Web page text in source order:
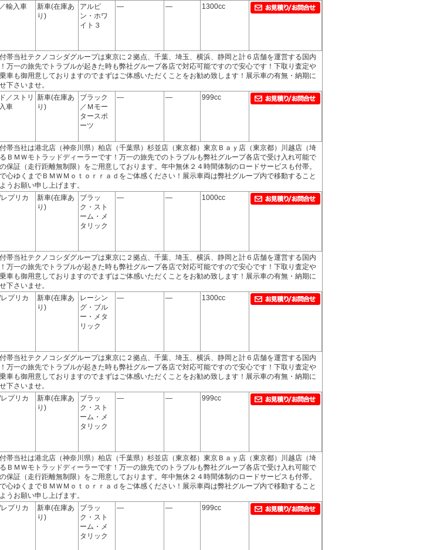
輸入車
新車(在庫あ
り)
アルピ
ン・ホワ
イト３
― ― 1300cc
帯当社テクノコシダグループは東京に２拠点、千葉、埼玉、横浜、静岡と計６店舗を運営する国内
万一の旅先でトラブルが起きた時も弊社グループ各店で対応可能ですので安心です！下取り査定や
車も御用意しておりますのでまずはご体感いただくことをお勧め致します！展示車の有無・納期に
下さいませ。
／ストリ
車
新車(在庫あ
り)
ブラック
／Ｍモー
タースポ
ーツ
― ― 999cc
帯当社は港北店（神奈川県）柏店（千葉県）杉並店（東京都）東京Ｂａｙ店（東京都）川越店（埼
ＢＭＷモトラッドディーラーです！万一の旅先でのトラブルも弊社グループ各店で受け入れ可能で
保証（走行距離無制限）をご用意しております。年中無休２４時間体制のロードサービスも付帯。
心ゆくまでＢＭＷＭｏｔｏｒｒａｄをご体感ください！展示車両は弊社グループ内で移動すること
うお願い申し上げます。
プリカ
新車(在庫あ
り)
ブラッ
ク・スト
ーム・メ
タリック
― ― 1000cc
帯当社テクノコシダグループは東京に２拠点、千葉、埼玉、横浜、静岡と計６店舗を運営する国内
万一の旅先でトラブルが起きた時も弊社グループ各店で対応可能ですので安心です！下取り査定や
車も御用意しておりますのでまずはご体感いただくことをお勧め致します！展示車の有無・納期に
下さいませ。
プリカ
新車(在庫あ
り)
レーシン
グ・ブル
ー・メタ
リック
― ― 1300cc
帯当社テクノコシダグループは東京に２拠点、千葉、埼玉、横浜、静岡と計６店舗を運営する国内
万一の旅先でトラブルが起きた時も弊社グループ各店で対応可能ですので安心です！下取り査定や
車も御用意しておりますのでまずはご体感いただくことをお勧め致します！展示車の有無・納期に
下さいませ。
プリカ
新車(在庫あ
り)
ブラッ
ク・スト
ーム・メ
タリック
― ― 999cc
帯当社は港北店（神奈川県）柏店（千葉県）杉並店（東京都）東京Ｂａｙ店（東京都）川越店（埼
ＢＭＷモトラッドディーラーです！万一の旅先でのトラブルも弊社グループ各店で受け入れ可能で
保証（走行距離無制限）をご用意しております。年中無休２４時間体制のロードサービスも付帯。
心ゆくまでＢＭＷＭｏｔｏｒｒａｄをご体感ください！展示車両は弊社グループ内で移動すること
うお願い申し上げます。
プリカ
新車(在庫あ
り)
ブラッ
ク・スト
ーム・メ
タリック
― ― 999cc